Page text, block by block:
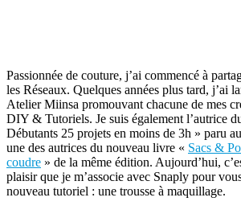
Passionnée de couture, j’ai commencé à
les Réseaux. Quelques années plus tard, j’ai
Atelier Miinsa promouvant chacune de mes
DIY & Tutoriels. Je suis également l’autrice
Débutants 25 projets en moins de 3h » paru
une des autrices du nouveau livre « Sacs &
coudre » de la même édition. Aujourd’hui,
plaisir que je m’associe avec Snaply pour
nouveau tutoriel : une trousse à maquillage.